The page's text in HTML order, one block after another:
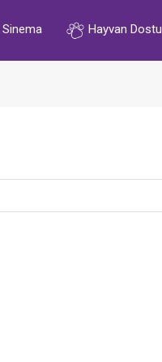
Sinema Hayvan Dostu